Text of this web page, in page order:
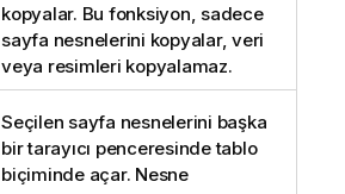
kopyalar. Bu fonksiyon, sadece
sayfa nesnelerini kopyalar, veri
veya resimleri kopyalamaz.
Seçilen sayfa nesnelerini başka
bir tarayıcı penceresinde tablo
biçiminde açar. Nesne